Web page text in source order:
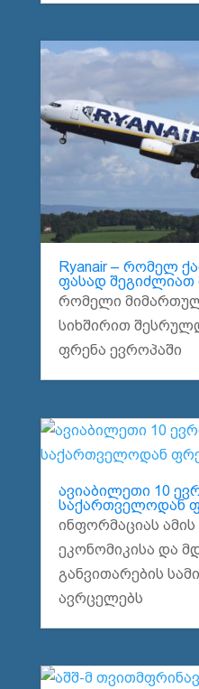
Ryanair – რომელ
ფასად შეგიძლიათ
რომელი
სიხშირით
ფრენა ევროპაში
ავიაბილეთი 10
საქართველოდან
ინფორმაციას ამის
ეკონომიკისა და
განვითარების
ავრცელებს